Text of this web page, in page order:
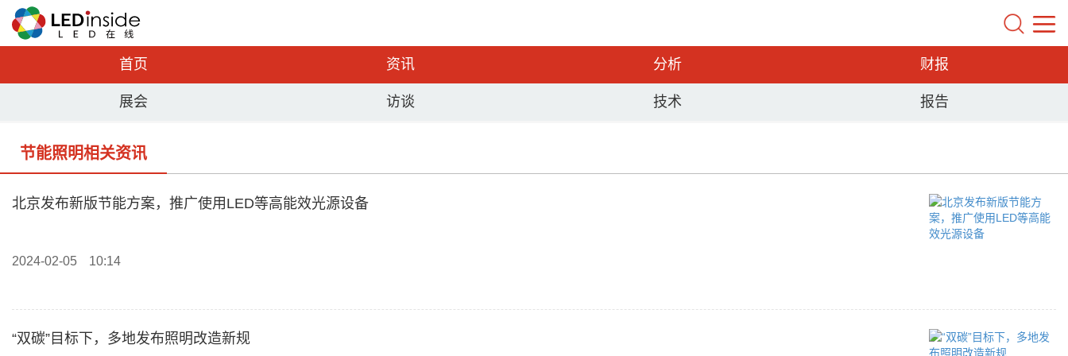
首页 资讯 分析 财报
展会 访谈 技术 报告
节能照明相关资讯
北京发布新版节能方案，推广使用LED等高能效光源设备
2024-02-05 10:14
“双碳”目标下，多地发布照明改造新规